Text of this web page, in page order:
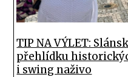
TIP NA VÝLET:
přehlídku
i swing naživo